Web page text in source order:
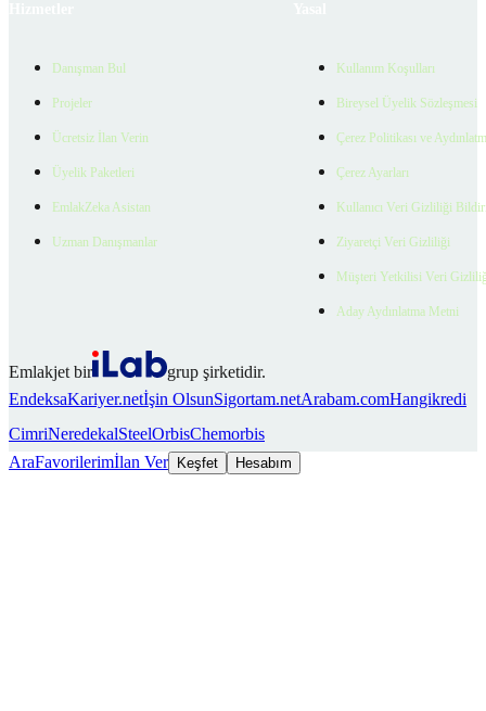
Danışman Bul
Projeler
Ücretsiz İlan Verin
Üyelik Paketleri
EmlakZeka Asistan
Uzman Danışmanlar
Kullanım Koşulları
Bireysel Üyelik Sözleşmesi
Çerez Politikası ve
Çerez Ayarları
Kullanıcı Veri Gizliliği
Ziyaretçi Veri Gizliliği
Müşteri Yetkilisi Veri
Aday Aydınlatma Metni
Emlakjet bir
grup şirketidir.
EndeksaKariyer.netİşin OlsunSigortam.netArabam.comHangikredi
CimriNeredekalSteelOrbisChemorbis
AraFavorilerimİlan Ver Keşfet Hesabım